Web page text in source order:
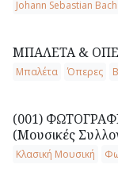
Johann Sebastian Bach
ΜΠΑΛΕΤΑ &
Μπαλέτα Όπερες
(001)
(Μουσικές
Κλασική Μουσική